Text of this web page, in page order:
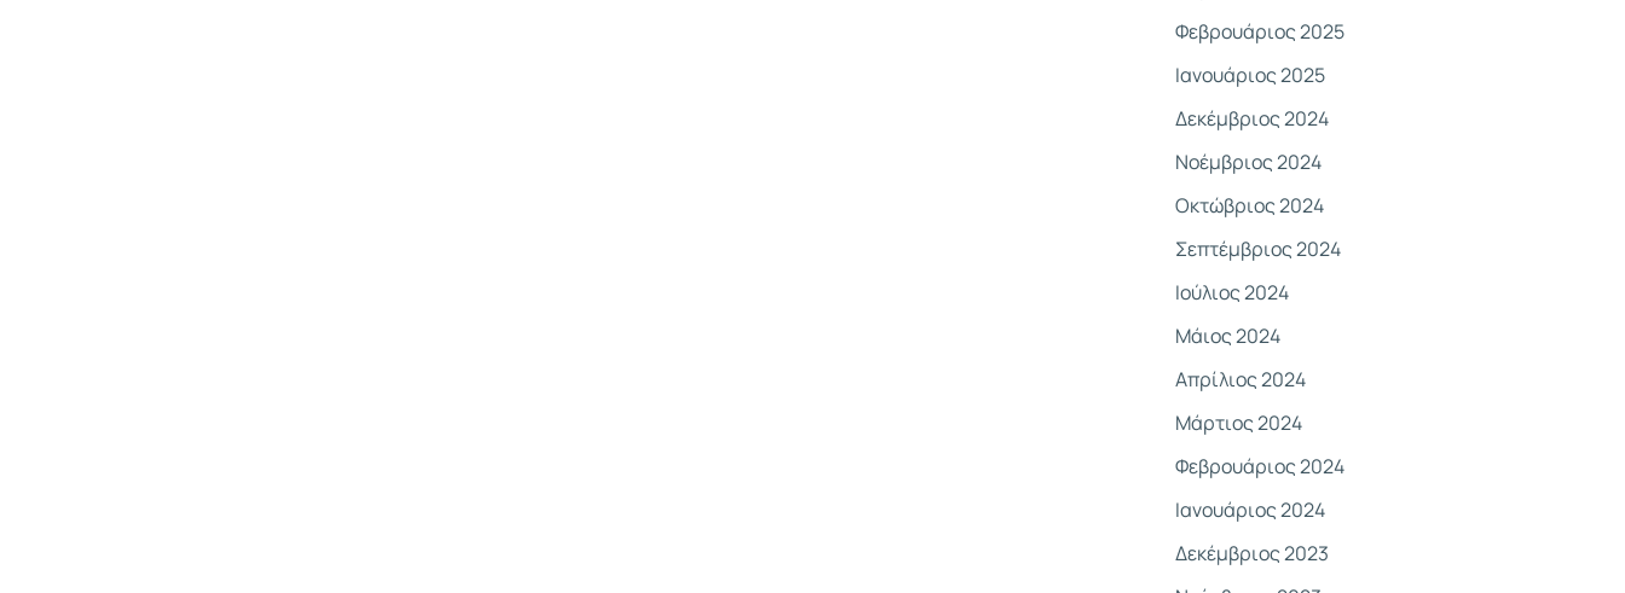
Φεβρουάριος 2025
Ιανουάριος 2025
Δεκέμβριος 2024
Νοέμβριος 2024
Οκτώβριος 2024
Σεπτέμβριος 2024
Ιούλιος 2024
Μάιος 2024
Απρίλιος 2024
Μάρτιος 2024
Φεβρουάριος 2024
Ιανουάριος 2024
Δεκέμβριος 2023